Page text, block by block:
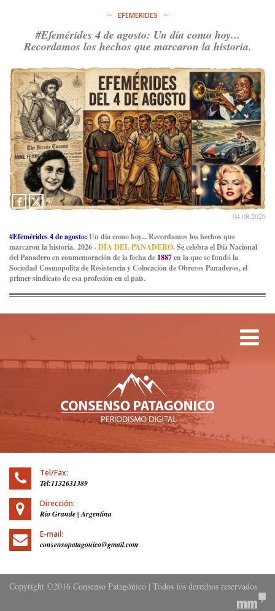
EFEMERIDES
#Efemérides 4 de agosto: Un día como hoy...
Recordamos los hechos que marcaron la historia.
04.08.2026
#Efemérides 4 de agosto: Un día como hoy... Recordamos los hechos que
marcaron la historia. 2026 -DÍA DEL PANADERO.Se celebra el Día Nacional
del Panadero en conmemoración de la fecha de 1887en la que se fundó la
Sociedad Cosmopolita de Resistencia y Colocación de Obreros Panaderos, el
primer sindicato de esa profesión en el país.
Tel/Fax:
Tel:1132631389
Dirección:
Rio Grande | Argentina
E-mail:
consensopatagonico@gmail.com
Copyright ©2016 Consenso Patagónico | Todos los derechos reservados